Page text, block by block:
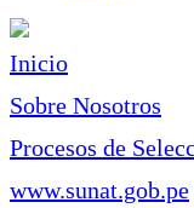
Inicio
Sobre Nosotros
Procesos de
www.sunat.gob.pe